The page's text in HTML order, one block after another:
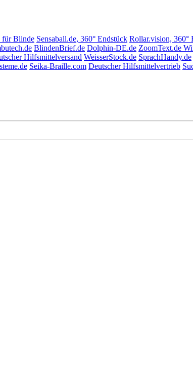
für Blinde Sensaball.de, 360° Endstück Rollar.vision, 360°
BlindenBrief.de Dolphin-DE.de ZoomText.de
Hilfsmittelversand WeisserStock.de SprachHandy.de
Seika-Braille.com Deutscher Hilfsmittelvertrieb